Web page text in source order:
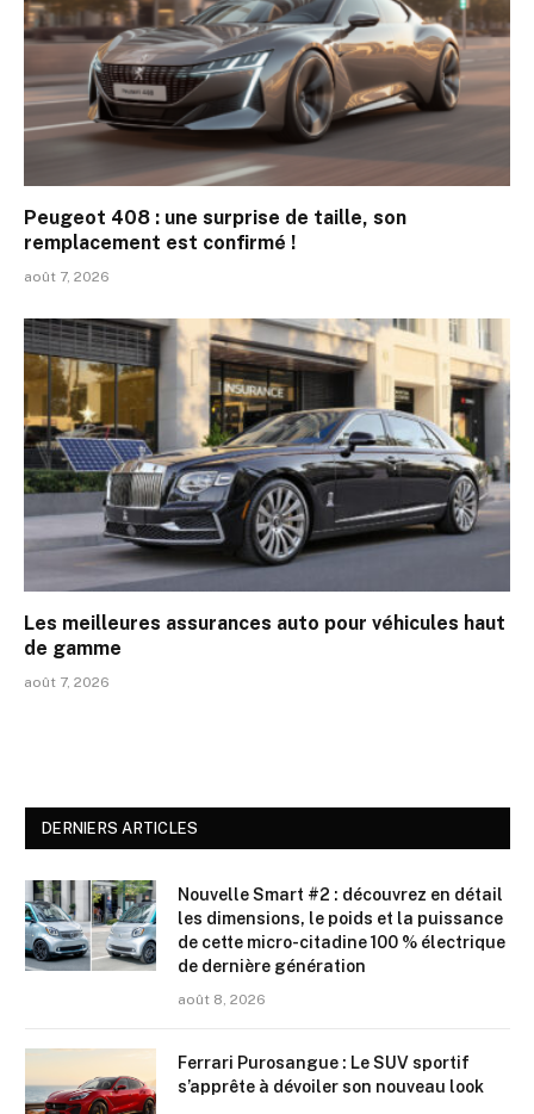
Peugeot 408 : une surprise de taille, son
remplacement est confirmé !
août 7, 2026
Les meilleures assurances auto pour véhicules haut
de gamme
août 7, 2026
DERNIERS ARTICLES
Nouvelle Smart #2 : découvrez en détail
les dimensions, le poids et la puissance
de cette micro-citadine 100 % électrique
de dernière génération
août 8, 2026
Ferrari Purosangue : Le SUV sportif
s’apprête à dévoiler son nouveau look